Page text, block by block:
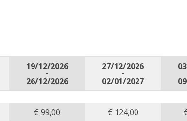
19/12/2026
-
26/12/2026
27/12/2026
-
02/01/2027
€ 99,00 € 124,00